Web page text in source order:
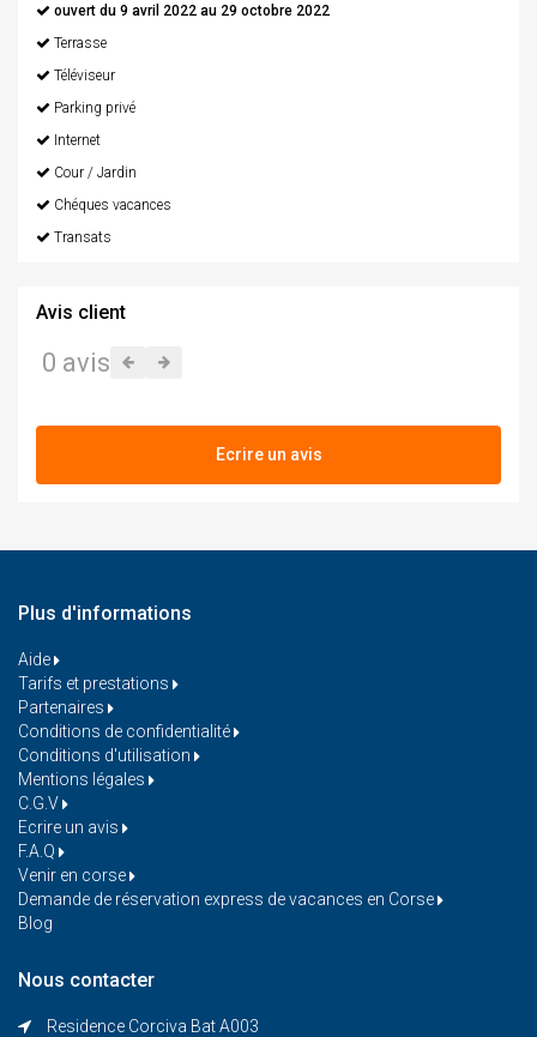
ouvert du 9 avril 2022 au 29 octobre 2022
Terrasse
Téléviseur
Parking privé
Internet
Cour / Jardin
Chéques vacances
Transats
Avis client
0 avis
Ecrire un avis
Plus d'informations
Aide
Tarifs et prestations
Partenaires
Conditions de confidentialité
Conditions d'utilisation
Mentions légales
C.G.V
Ecrire un avis
F.A.Q
Venir en corse
Demande de réservation express de vacances en Corse
Blog
Nous contacter
Residence Corciva Bat A003